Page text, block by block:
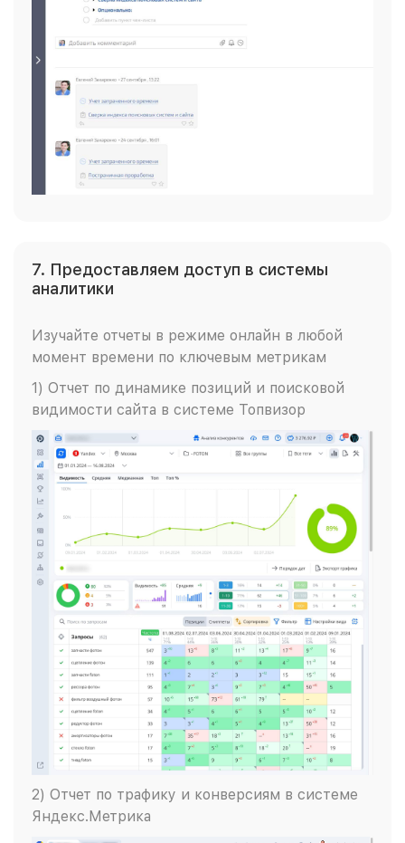
7. Предоставляем доступ в системы
аналитики
Изучайте отчеты в режиме онлайн в любой
момент времени по ключевым метрикам
1) Отчет по динамике позиций и поисковой
видимости сайта в системе Топвизор
2) Отчет по трафику и конверсиям в системе
Яндекс.Метрика